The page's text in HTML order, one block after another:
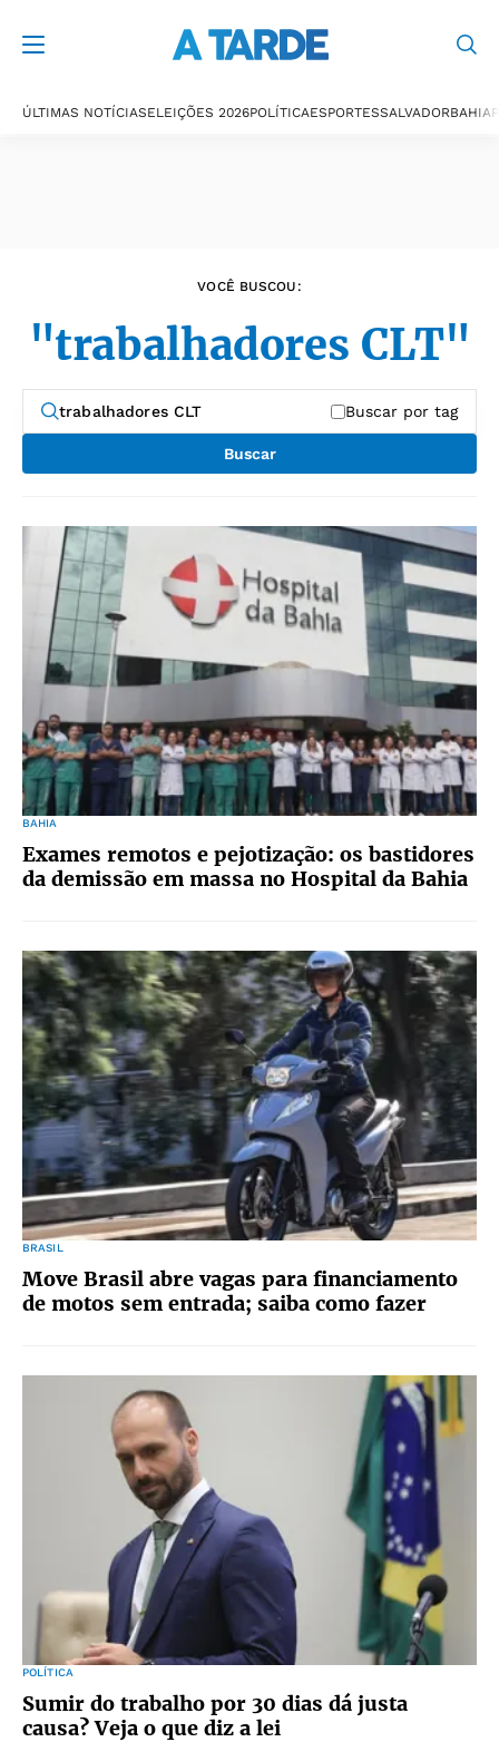
ÚLTIMAS NOTÍCIASELEIÇÕES 2026POLÍTICAESPORTESSALVADORBAHIA
VOCÊ BUSCOU:
"trabalhadores CLT"
Buscar por tag
Buscar
BAHIA
Exames remotos e pejotização: os bastidores
da demissão em massa no Hospital da Bahia
BRASIL
Move Brasil abre vagas para financiamento
de motos sem entrada; saiba como fazer
POLÍTICA
Sumir do trabalho por 30 dias dá justa
causa? Veja o que diz a lei